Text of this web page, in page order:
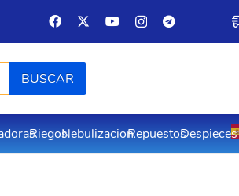
BUSCAR
RiegosNebulizacionRepuestosDespieces